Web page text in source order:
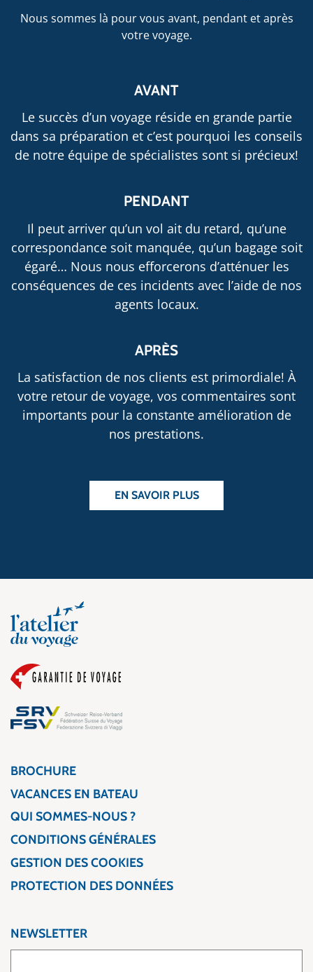
Nous sommes là pour vous avant, pendant et après
votre voyage.
AVANT
Le succès d’un voyage réside en grande partie
dans sa préparation et c’est pourquoi les conseils
de notre équipe de spécialistes sont si précieux!
PENDANT
Il peut arriver qu’un vol ait du retard, qu’une
correspondance soit manquée, qu’un bagage soit
égaré… Nous nous efforcerons d’atténuer les
conséquences de ces incidents avec l’aide de nos
agents locaux.
APRÈS
La satisfaction de nos clients est primordiale! À
votre retour de voyage, vos commentaires sont
importants pour la constante amélioration de
nos prestations.
EN SAVOIR PLUS
BROCHURE
VACANCES EN BATEAU
QUI SOMMES-NOUS ?
CONDITIONS GÉNÉRALES
GESTION DES COOKIES
PROTECTION DES DONNÉES
NEWSLETTER